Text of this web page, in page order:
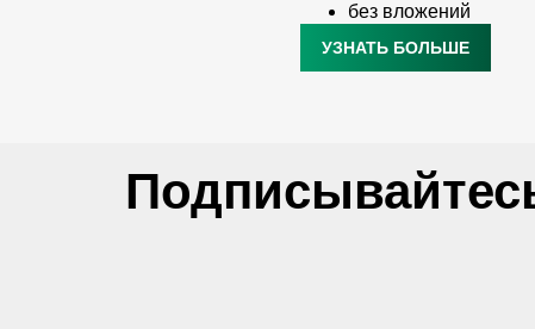
без вложений
УЗНАТЬ БОЛЬШЕ